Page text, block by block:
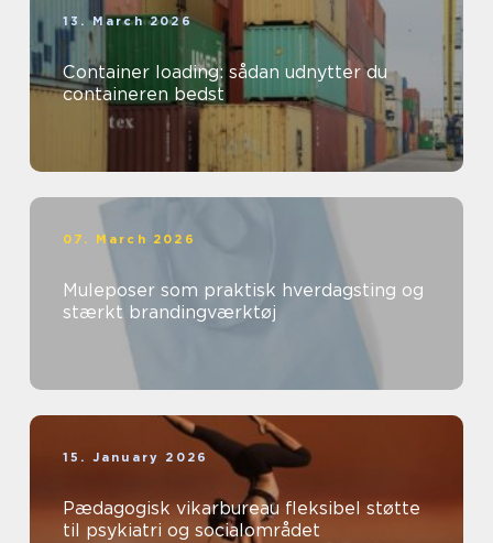
13. March 2026
Container loading: sådan udnytter du
containeren bedst
07. March 2026
Muleposer som praktisk hverdagsting og
stærkt brandingværktøj
15. January 2026
Pædagogisk vikarbureau fleksibel støtte
til psykiatri og socialområdet